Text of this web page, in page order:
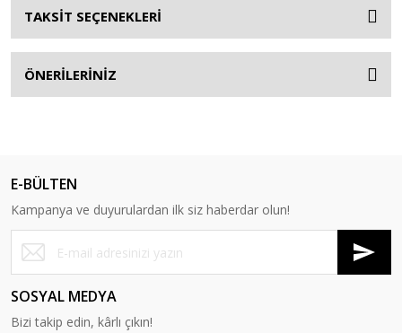
TAKSİT SEÇENEKLERİ
ÖNERİLERİNİZ
E-BÜLTEN
Kampanya ve duyurulardan ilk siz haberdar olun!
SOSYAL MEDYA
Bizi takip edin, kârlı çıkın!